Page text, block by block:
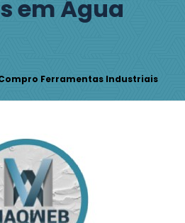
em Água
Ferramentas Industriais